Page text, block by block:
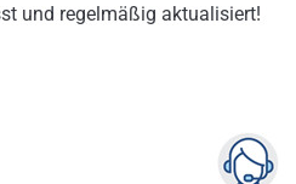
und regelmäßig aktualisiert!